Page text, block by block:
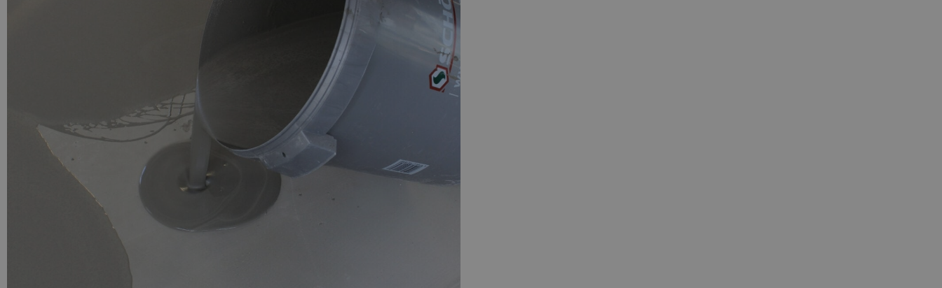
Impregneer snel
Tegelprimer
Schraaplaag PU
Gietvloer bedrijfsruimte
Gietvloer garage
Toplaag transparant
Toplaag anti-slip
Budget toplaag
Toplaag in kleur